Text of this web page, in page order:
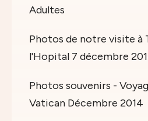
Adultes
Photos de notre visite à
l'Hopital 7 décembre
Photos souvenirs -
Vatican Décembre 2014